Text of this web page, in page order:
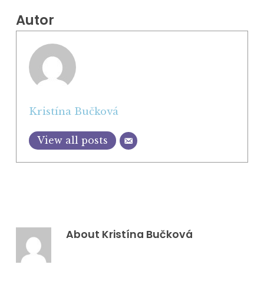
Autor
Kristína Bučková
View all posts
About Kristína Bučková